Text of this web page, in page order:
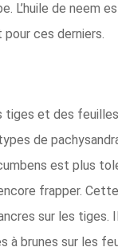
L’huile de neem
ces derniers.
tiges et des
de
est plus
frapper.
sur les tiges.
à brunes sur les